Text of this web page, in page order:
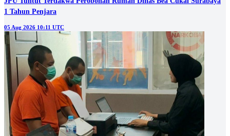
1 Tahun Penjara
05 Aug 2026 10:11 UTC